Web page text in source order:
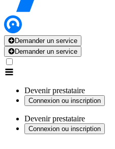
Demander un service
Demander un service
Devenir prestataire
Connexion ou inscription
Devenir prestataire
Connexion ou inscription